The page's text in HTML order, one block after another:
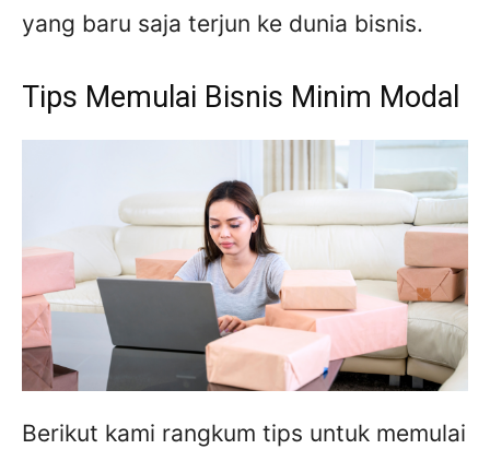
yang baru saja terjun ke dunia bisnis.
Tips Memulai Bisnis Minim Modal
Berikut kami rangkum tips untuk memulai